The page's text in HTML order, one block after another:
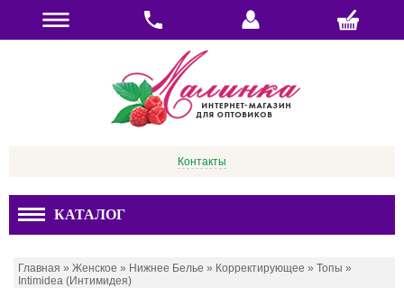
Контакты
КАТАЛОГ
Главная » Женское » Нижнее Белье » Корректирующее » Топы »
Intimidea (Интимидея)